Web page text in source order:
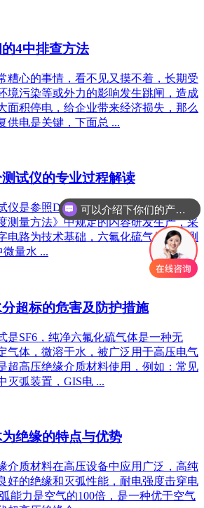
4中排查方法
糟心的事情，看不见又摸不着，长期受
境污染等或外力的影响发生跳闸，造成
面积停电，给企业带来经济损失，那么
供电是关键，下面总 ...
试仪的专业过程解读
仪是参照DL/T506-2007《六氟化硫电
测量方法》中规定的内容研发生产，采
电路为技术基础，六氟化硫气体水分测
微量水 ...
超标的危害及防护措施
是SF6，纯净六氟化硫气体是一种无
气体，微溶于水，被广泛用于高压电气
超高压绝缘介质材料使用，例如：常见
灭弧装置，GIS电 ...
绝缘的特点与优势
介质材料在高压设备中应用广泛，高纯
好的绝缘和灭弧性能，耐电强度击穿电
能力是空气的100倍，是一种优于空气
可以介绍下你们的产品么